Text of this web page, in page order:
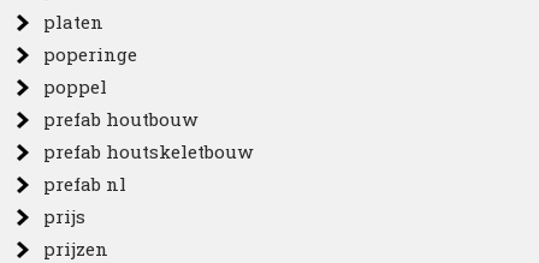
platen
poperinge
poppel
prefab houtbouw
prefab houtskeletbouw
prefab nl
prijs
prijzen